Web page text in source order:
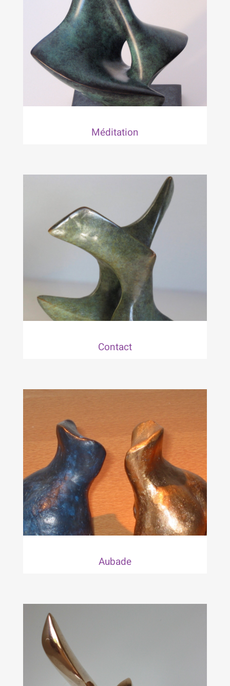
Méditation
Contact
Aubade